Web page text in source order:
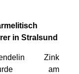
in Stralsund
Zink
am